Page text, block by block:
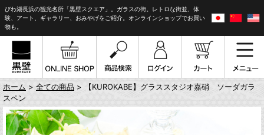
びわ湖長浜の観光名所「黒壁スクエア」。ガラスの街。レトロな街並、体
験、アート、ギャラリー、おみやげをご紹介。オンラインショップでお買い
物も。
ホーム > 全ての商品 > 【KUROKABE】グラススタジオ嘉硝 ソーダガラ
スペン